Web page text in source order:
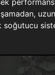
soğutucu